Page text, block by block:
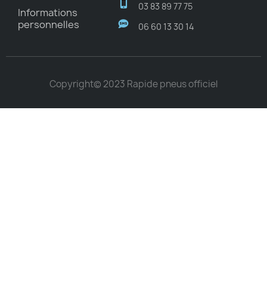
Informations
personnelles
03 83 89 77 75
06 60 13 30 14
Copyright© 2023 Rapide pneus officiel